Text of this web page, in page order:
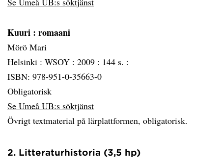
Kuuri : romaani
Mörö Mari
Helsinki : WSOY : 2009 : 144 s. :
ISBN: 978-951-0-35663-0
Obligatorisk
Se Umeå UB:s söktjänst
Övrigt textmaterial på lärplattformen, obligatorisk.
2. Litteraturhistoria (3,5 hp)